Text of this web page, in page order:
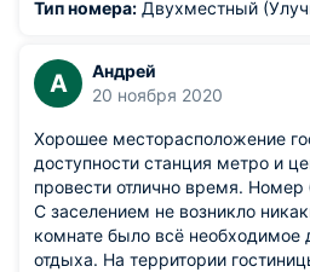
Тип номера: Двухместный
А
Андрей
20 ноября 2020
Хорошее месторасположение
доступности станция метро и
провести отлично время. Номер
С заселением не возникло
комнате было всё необходимое
отдыха. На территории